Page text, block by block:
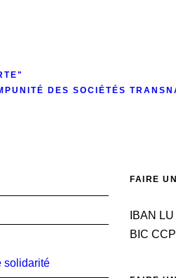
DES SOCIÉTÉS
solidarité
FAIRE
IBAN
BIC